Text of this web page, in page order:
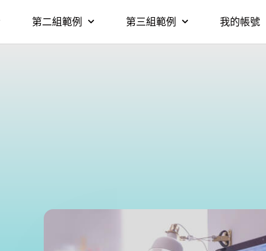
第二組範例 第三組範例 我的帳號